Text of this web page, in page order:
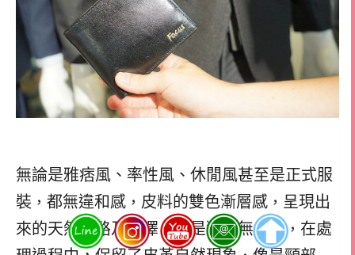
無論是雅痞風、率性風、休閒風甚至是正式服
裝 ， 都無違和感 ， 皮料的雙色漸層感 ， 呈現出
來的天然紋路及色澤，都是獨一無二的， 在處